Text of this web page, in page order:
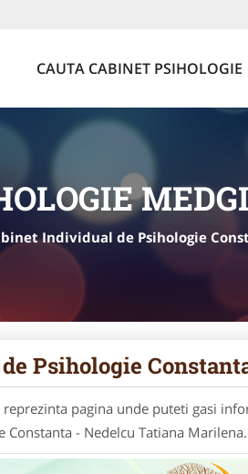
CAUTA CABINET PSIHOLOGIE
Individual de Psihologie
Psihologie
reprezinta pagina unde puteti gasi
Constanta - Nedelcu Tatiana Marilena.